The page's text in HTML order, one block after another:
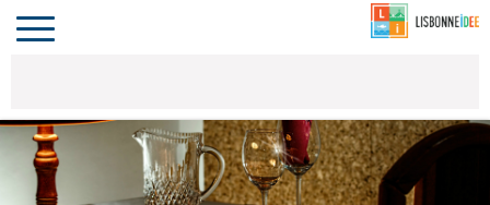
LE PORTUGAL
Toggle
navigation